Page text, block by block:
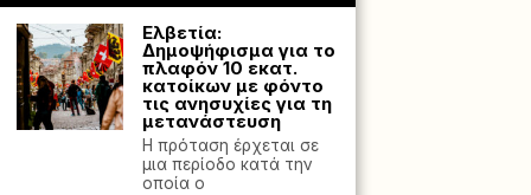
by Hostville”)
Ελβετία:
Δημοψήφισμα για το
πλαφόν 10 εκατ.
κατοίκων με φόντο
τις ανησυχίες για τη
μετανάστευση
Η πρόταση έρχεται σε
μια περίοδο κατά την
οποία ο